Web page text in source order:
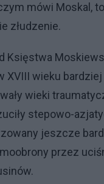
mówi Moskal,
złudzenie.
Księstwa
XVIII wieku
wieki
stepowo-
jeszcze
przez